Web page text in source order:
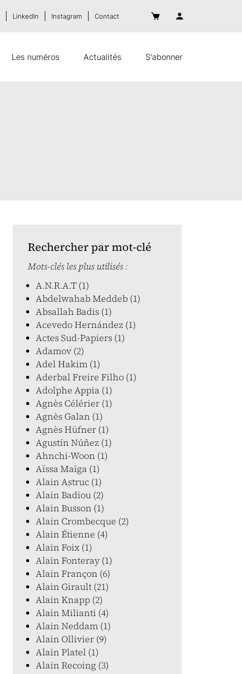
Les numéros Actualités S'abonner
LinkedIn Instagram Contact
Rechercher par mot-clé
Mots-clés les plus utilisés :
A.N.R.A.T (1)
Abdelwahab Meddeb (1)
Absallah Badis (1)
Acevedo Hernández (1)
Actes Sud-Papiers (1)
Adamov (2)
Adel Hakim (1)
Aderbal Freire Filho (1)
Adolphe Appia (1)
Agnès Célérier (1)
Agnès Galan (1)
Agnès Hüfner (1)
Agustín Núñez (1)
Ahnchi-Woon (1)
Aïssa Maïga (1)
Alain Astruc (1)
Alain Badiou (2)
Alain Busson (1)
Alain Crombecque (2)
Alain Étienne (4)
Alain Foix (1)
Alain Fonteray (1)
Alain Françon (6)
Alain Girault (21)
Alain Knapp (2)
Alain Milianti (4)
Alain Neddam (1)
Alain Ollivier (9)
Alain Platel (1)
Alain Recoing (3)